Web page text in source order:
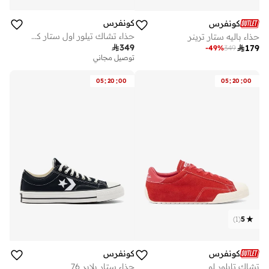
كونفرس
حذاء باليه ستار ترينر
179
349
-49%
كونفرس
حذاء تشاك تيلور اول ستار كور اكسفورد للرجال والنساء
349
توصيل مجاني
05:20 :00
5
(
1
)
كونفرس
تشاك تايلور لو
05:20 :00
كونفرس
حذاء ستار بلاير 76